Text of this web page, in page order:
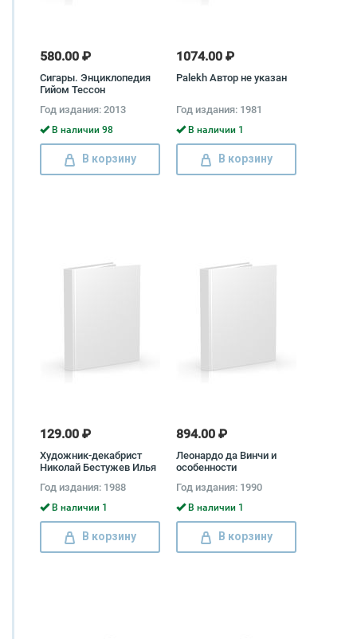
580.00 ₽
Сигары. Энциклопедия
Гийом Тессон
Год издания: 2013
В наличии 98
В корзину
1074.00 ₽
Palekh Автор не указан
Год издания: 1981
В наличии 1
В корзину
129.00 ₽
Художник-декабрист
Николай Бестужев Илья
Год издания: 1988
В наличии 1
В корзину
894.00 ₽
Леонардо да Винчи и
особенности
творческого мышления
Леонид Баткин
Год издания: 1990
В наличии 1
В корзину